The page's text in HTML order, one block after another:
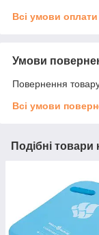
Всі умови оплати
Умови
Повернення
Всі умови
Подібні товари